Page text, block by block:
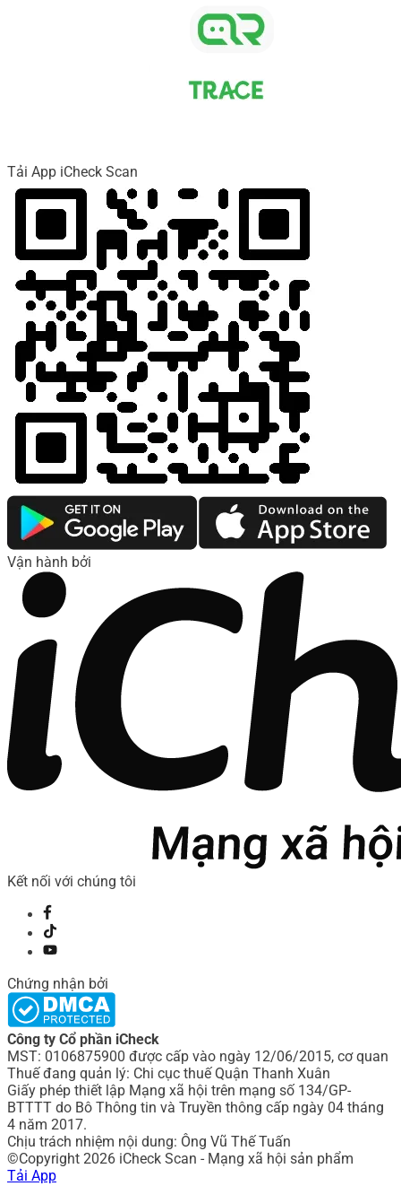
Tải App iCheck Scan
Vận hành bởi
Kết nối với chúng tôi
Chứng nhận bởi
Công ty Cổ phần iCheck
MST: 0106875900 được cấp vào ngày 12/06/2015, cơ quan
Thuế đang quản lý: Chi cục thuế Quận Thanh Xuân
Giấy phép thiết lập Mạng xã hội trên mạng số 134/GP-
BTTTT do Bô Thông tin và Truyền thông cấp ngày 04 tháng
4 năm 2017.
Chịu trách nhiệm nội dung: Ông Vũ Thế Tuấn
©Copyright 2026 iCheck Scan - Mạng xã hội sản phẩm
Tải App